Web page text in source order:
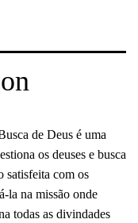
de Deus é uma
os deuses e busca
satisfeita com os
la na missão onde
todas as divindades